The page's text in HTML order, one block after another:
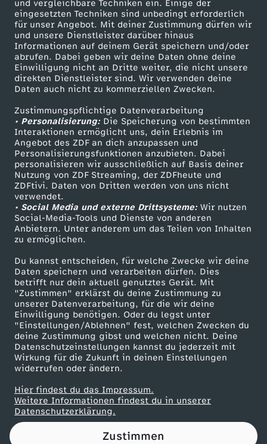
und vergleichbare Techniken ein. Einige der
eingesetzten Techniken sind unbedingt erforderlich
für unser Angebot. Mit deiner Zustimmung dürfen wir
und unsere Dienstleister darüber hinaus
Informationen auf deinem Gerät speichern und/oder
abrufen. Dabei geben wir deine Daten ohne deine
Einwilligung nicht an Dritte weiter, die nicht unsere
direkten Dienstleister sind. Wir verwenden deine
Daten auch nicht zu kommerziellen Zwecken.
Zustimmungspflichtige Datenverarbeitung
• Personalisierung:Die Speicherung von bestimmten
Interaktionen ermöglicht uns, dein Erlebnis im
Angebot des ZDF an dich anzupassen und
Personalisierungsfunktionen anzubieten. Dabei
personalisieren wir ausschließlich auf Basis deiner
Nutzung von ZDF Streaming, der ZDFheute und
ZDFtivi. Daten von Dritten werden von uns nicht
verwendet.
• Social Media und externe Drittsysteme:Wir nutzen
Social-Media-Tools und Dienste von anderen
Anbietern. Unter anderem um das Teilen von Inhalten
zu ermöglichen.
Du kannst entscheiden, für welche Zwecke wir deine
Daten speichern und verarbeiten dürfen. Dies
betrifft nur dein aktuell genutztes Gerät. Mit
"Zustimmen" erklärst du deine Zustimmung zu
unserer Datenverarbeitung, für die wir deine
Einwilligung benötigen. Oder du legst unter
"Einstellungen/Ablehnen" fest, welchen Zwecken du
deine Zustimmung gibst und welchen nicht. Deine
Datenschutzeinstellungen kannst du jederzeit mit
Wirkung für die Zukunft in deinen Einstellungen
widerrufen oder ändern.
Hier findest du das Impressum.
Weitere Informationen findest du in unserer
Datenschutzerklärung.
Zustimmen
w
i
l
l
W
e
i
t
e
r
b
e
r
t
r
Mehr ZDF
ZDF-Apps
Smart TV
ZDFtext
Livestreams
Sendungen A-Z
TV-Programm
Service
ZDFmitreden
Kontakt zum ZDF
Tickets
Zuschauerservice
Hilfe
ZDF Unternehmen
Karriere
ZDF goes Schule
Werbefernsehen
Mainzelmännchen
Partner